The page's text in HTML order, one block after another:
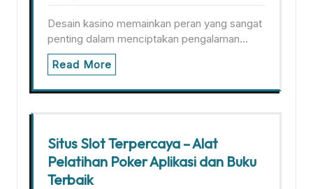
Desain kasino memainkan peran yang sangat
penting dalam menciptakan pengalaman…
Read More
Situs Slot Terpercaya – Alat
Pelatihan Poker Aplikasi dan Buku
Terbaik